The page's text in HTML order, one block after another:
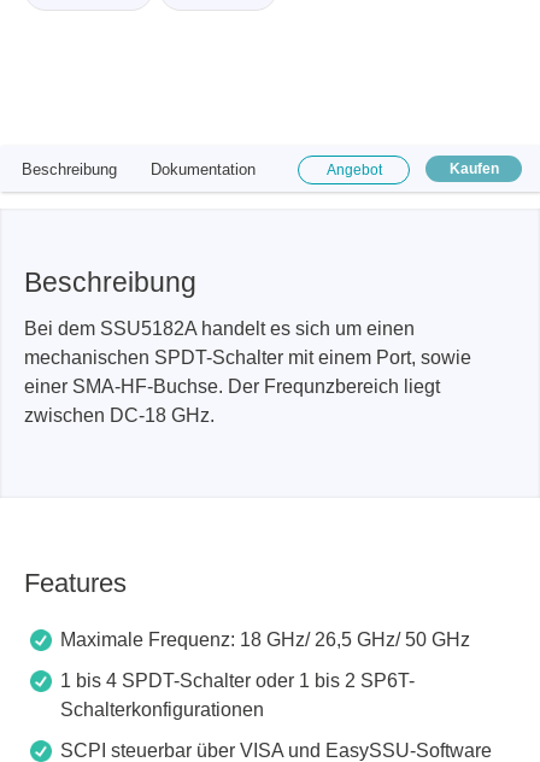
Beschreibung Dokumentation Angebot Kaufen
Beschreibung
Bei dem SSU5182A handelt es sich um einen
mechanischen SPDT-Schalter mit einem Port, sowie
einer SMA-HF-Buchse. Der Frequnzbereich liegt
zwischen DC-18 GHz.
Features
Maximale Frequenz: 18 GHz/ 26,5 GHz/ 50 GHz
1 bis 4 SPDT-Schalter oder 1 bis 2 SP6T-
Schalterkonfigurationen
SCPI steuerbar über VISA und EasySSU-Software